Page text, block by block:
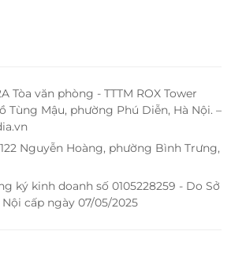
Tòa văn phòng - TTTM ROX Tower
Tùng Mậu, phường Phú Diễn, Hà Nội. –
Nguyễn Hoàng, phường Bình Trưng,
ký kinh doanh số 0105228259 - Do Sở
cấp ngày 07/05/2025